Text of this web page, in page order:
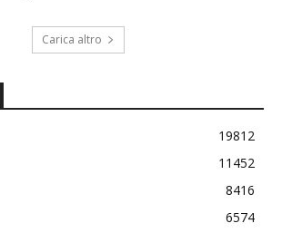
Carica altro
19812
11452
8416
6574